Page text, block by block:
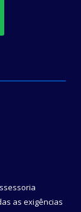
as exigências